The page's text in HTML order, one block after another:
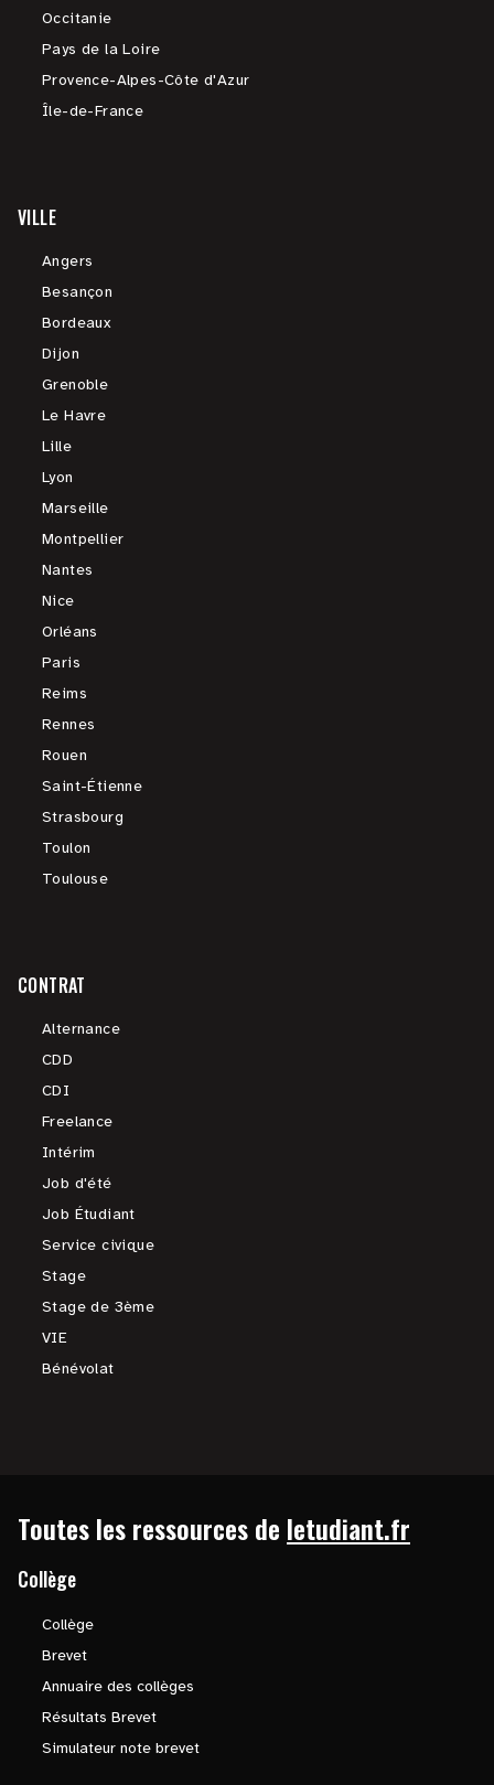
Occitanie
Pays de la Loire
Provence-Alpes-Côte d'Azur
Île-de-France
VILLE
Angers
Besançon
Bordeaux
Dijon
Grenoble
Le Havre
Lille
Lyon
Marseille
Montpellier
Nantes
Nice
Orléans
Paris
Reims
Rennes
Rouen
Saint-Étienne
Strasbourg
Toulon
Toulouse
CONTRAT
Alternance
CDD
CDI
Freelance
Intérim
Job d'été
Job Étudiant
Service civique
Stage
Stage de 3ème
VIE
Bénévolat
Toutes les ressources de letudiant.fr
Collège
Collège
Brevet
Annuaire des collèges
Résultats Brevet
Simulateur note brevet